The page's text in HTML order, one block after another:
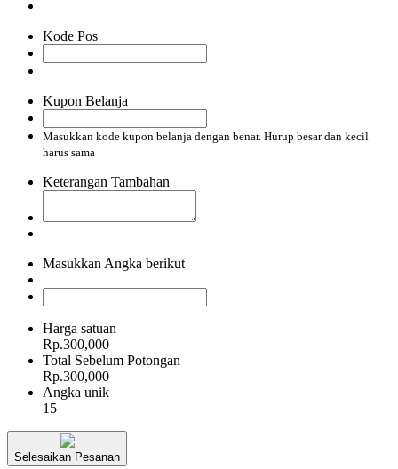
Kode Pos
Kupon Belanja
Masukkan kode kupon belanja dengan benar. Hurup besar dan kecil
harus sama
Keterangan Tambahan
Masukkan Angka berikut
Harga satuan
Rp.300,000
Total Sebelum Potongan
Rp.300,000
Angka unik
15
Selesaikan Pesanan